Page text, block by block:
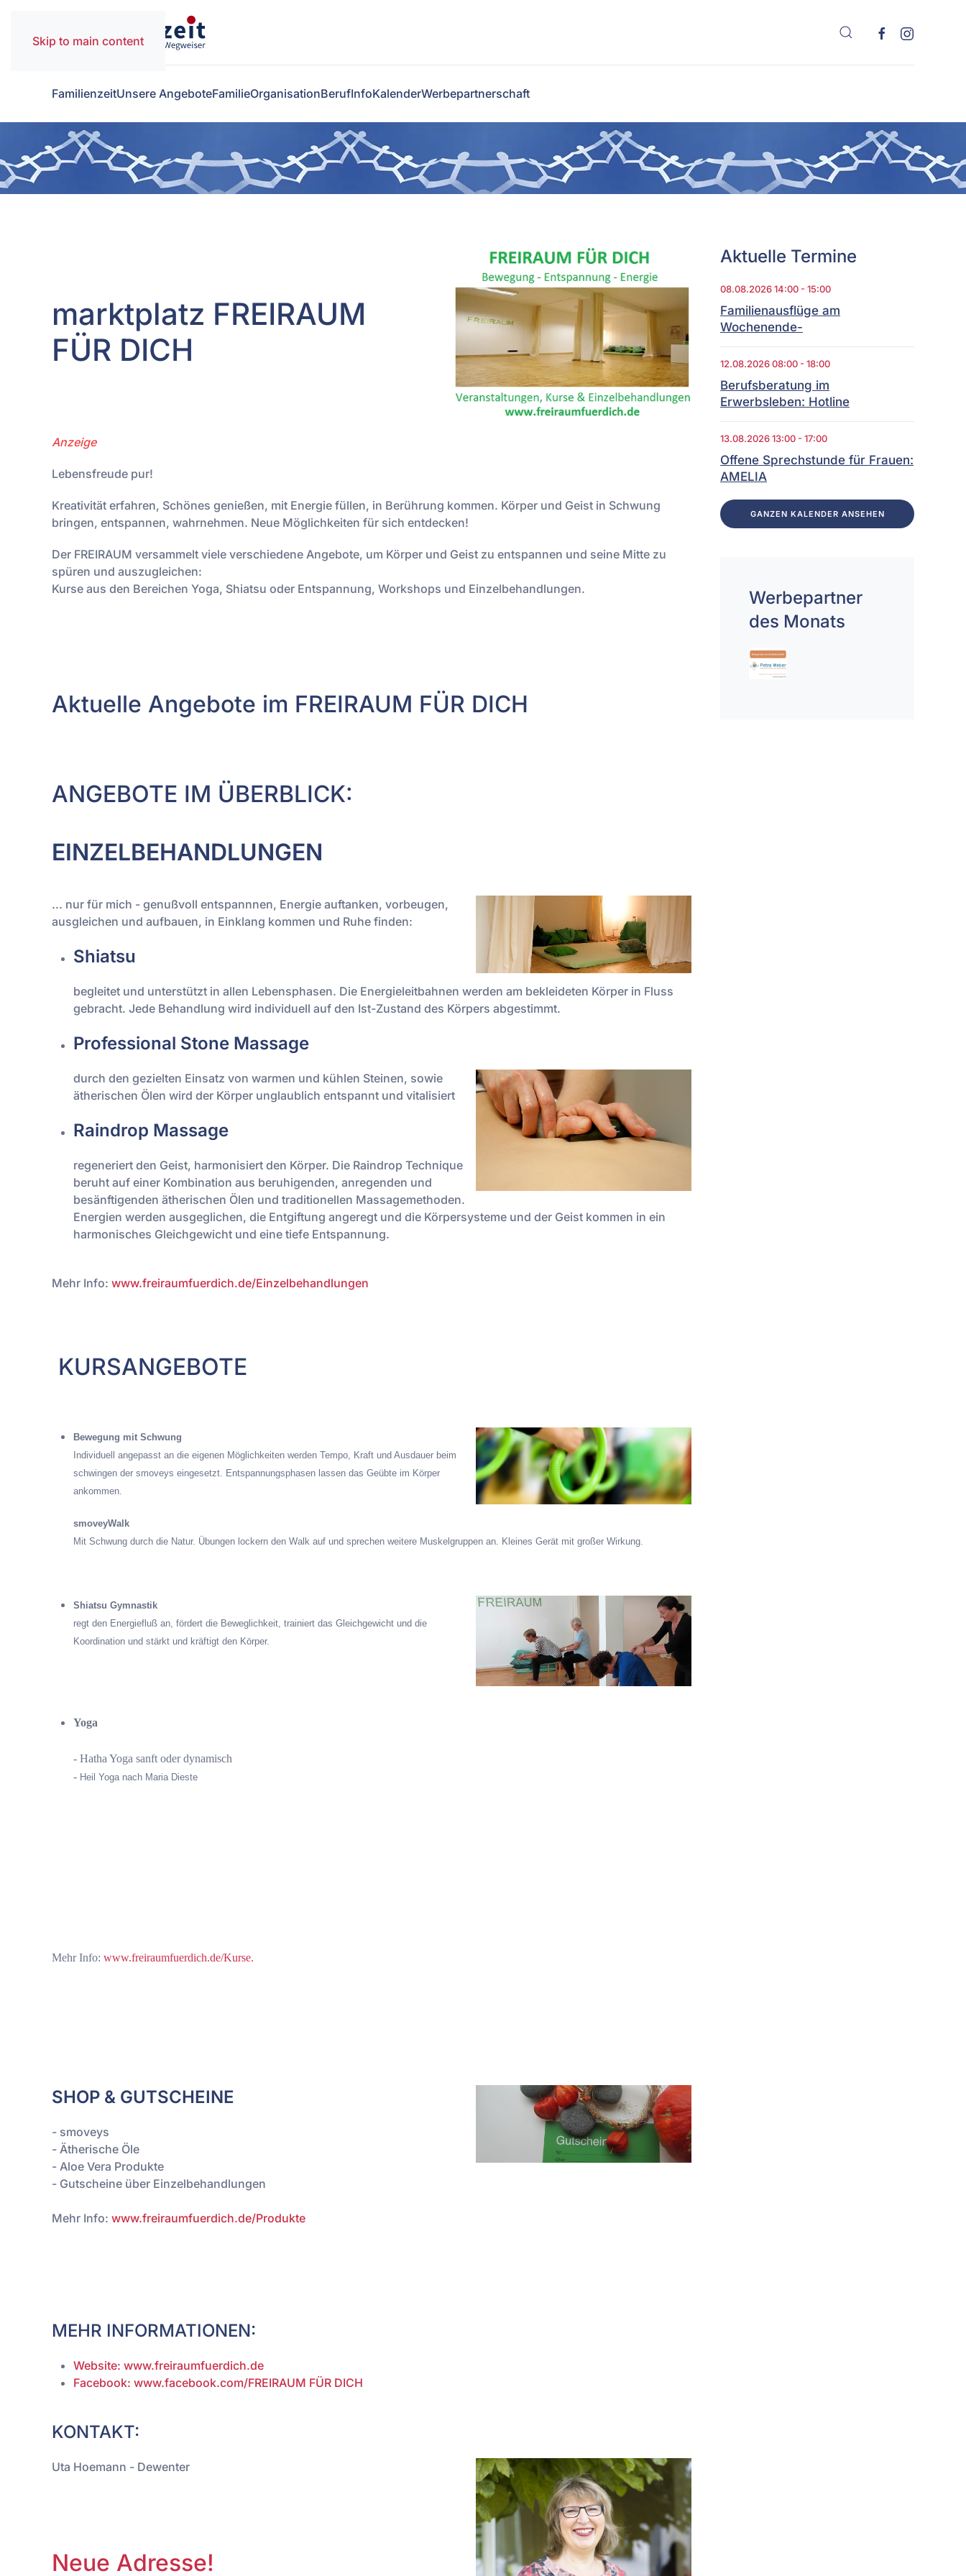
Skip to main content
FamilienzeitUnsere AngeboteFamilieOrganisationBerufInfoKalenderWerbepartnerschaft
marktplatz FREIRAUM
FÜR DICH
Anzeige
Lebensfreude pur!
Kreativität erfahren, Schönes genießen, mit Energie füllen, in Berührung kommen. Körper und Geist in Schwung
bringen, entspannen, wahrnehmen. Neue Möglichkeiten für sich entdecken!
Der FREIRAUM versammelt viele verschiedene Angebote, um Körper und Geist zu entspannen und seine Mitte zu
spüren und auszugleichen:
Kurse aus den Bereichen Yoga, Shiatsu oder Entspannung, Workshops und Einzelbehandlungen.
Aktuelle Angebote im FREIRAUM FÜR DICH
ANGEBOTE IM ÜBERBLICK:
EINZELBEHANDLUNGEN
... nur für mich - genußvoll entspannnen, Energie auftanken, vorbeugen,
ausgleichen und aufbauen, in Einklang kommen und Ruhe finden:
Shiatsu
begleitet und unterstützt in allen Lebensphasen. Die Energieleitbahnen werden am bekleideten Körper in Fluss
gebracht. Jede Behandlung wird individuell auf den Ist-Zustand des Körpers abgestimmt.
Professional Stone Massage
durch den gezielten Einsatz von warmen und kühlen Steinen, sowie
ätherischen Ölen wird der Körper unglaublich entspannt und vitalisiert
Raindrop Massage
regeneriert den Geist, harmonisiert den Körper. Die Raindrop Technique
beruht auf einer Kombination aus beruhigenden, anregenden und
besänftigenden ätherischen Ölen und traditionellen Massagemethoden.
Energien werden ausgeglichen, die Entgiftung angeregt und die Körpersysteme und der Geist kommen in ein
harmonisches Gleichgewicht und eine tiefe Entspannung.
Mehr Info: www.freiraumfuerdich.de/Einzelbehandlungen
KURSANGEBOTE
Bewegung mit Schwung
Individuell angepasst an die eigenen Möglichkeiten werden Tempo, Kraft und Ausdauer beim
schwingen der smoveys eingesetzt. Entspannungsphasen lassen das Geübte im Körper
ankommen.
smoveyWalk
Mit Schwung durch die Natur. Übungen lockern den Walk auf und sprechen weitere Muskelgruppen an. Kleines Gerät mit großer Wirkung.
Shiatsu Gymnastik
regt den Energiefluß an, fördert die Beweglichkeit, trainiert das Gleichgewicht und die
Koordination und stärkt und kräftigt den Körper.
Yoga
- Hatha Yoga sanft oder dynamisch
- Heil Yoga nach Maria Dieste
Mehr Info: www.freiraumfuerdich.de/Kurse.
SHOP & GUTSCHEINE
- smoveys
- Ätherische Öle
- Aloe Vera Produkte
- Gutscheine über Einzelbehandlungen
Mehr Info: www.freiraumfuerdich.de/Produkte
MEHR INFORMATIONEN:
Website: www.freiraumfuerdich.de
Facebook: www.facebook.com/FREIRAUM FÜR DICH
KONTAKT:
Uta Hoemann - Dewenter
Neue Adresse!
Aktuelle Termine
08.08.202614:00 - 15:00
Familienausflüge am
Wochenende-
12.08.202608:00 - 18:00
Berufsberatung im
Erwerbsleben: Hotline
13.08.202613:00 - 17:00
Offene Sprechstunde für Frauen:
AMELIA
GANZEN KALENDER ANSEHEN
Werbepartner
des Monats